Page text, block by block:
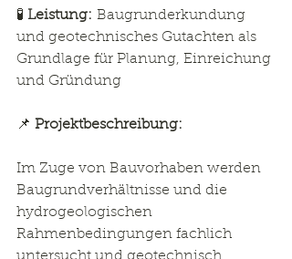
🧪 Leistung: Baugrunderkundung
und geotechnisches Gutachten als
Grundlage für Planung, Einreichung
und Gründung
📌 Projektbeschreibung:
Im Zuge von Bauvorhaben werden
Baugrundverhältnisse und die
hydrogeologischen
Rahmenbedingungen fachlich